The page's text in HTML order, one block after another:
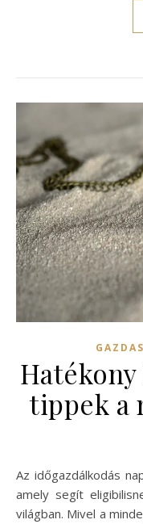
tippek a
Az időgazdálkodás napjaink egyik legfontosabb készsége,
amely segít
világban. Mivel a